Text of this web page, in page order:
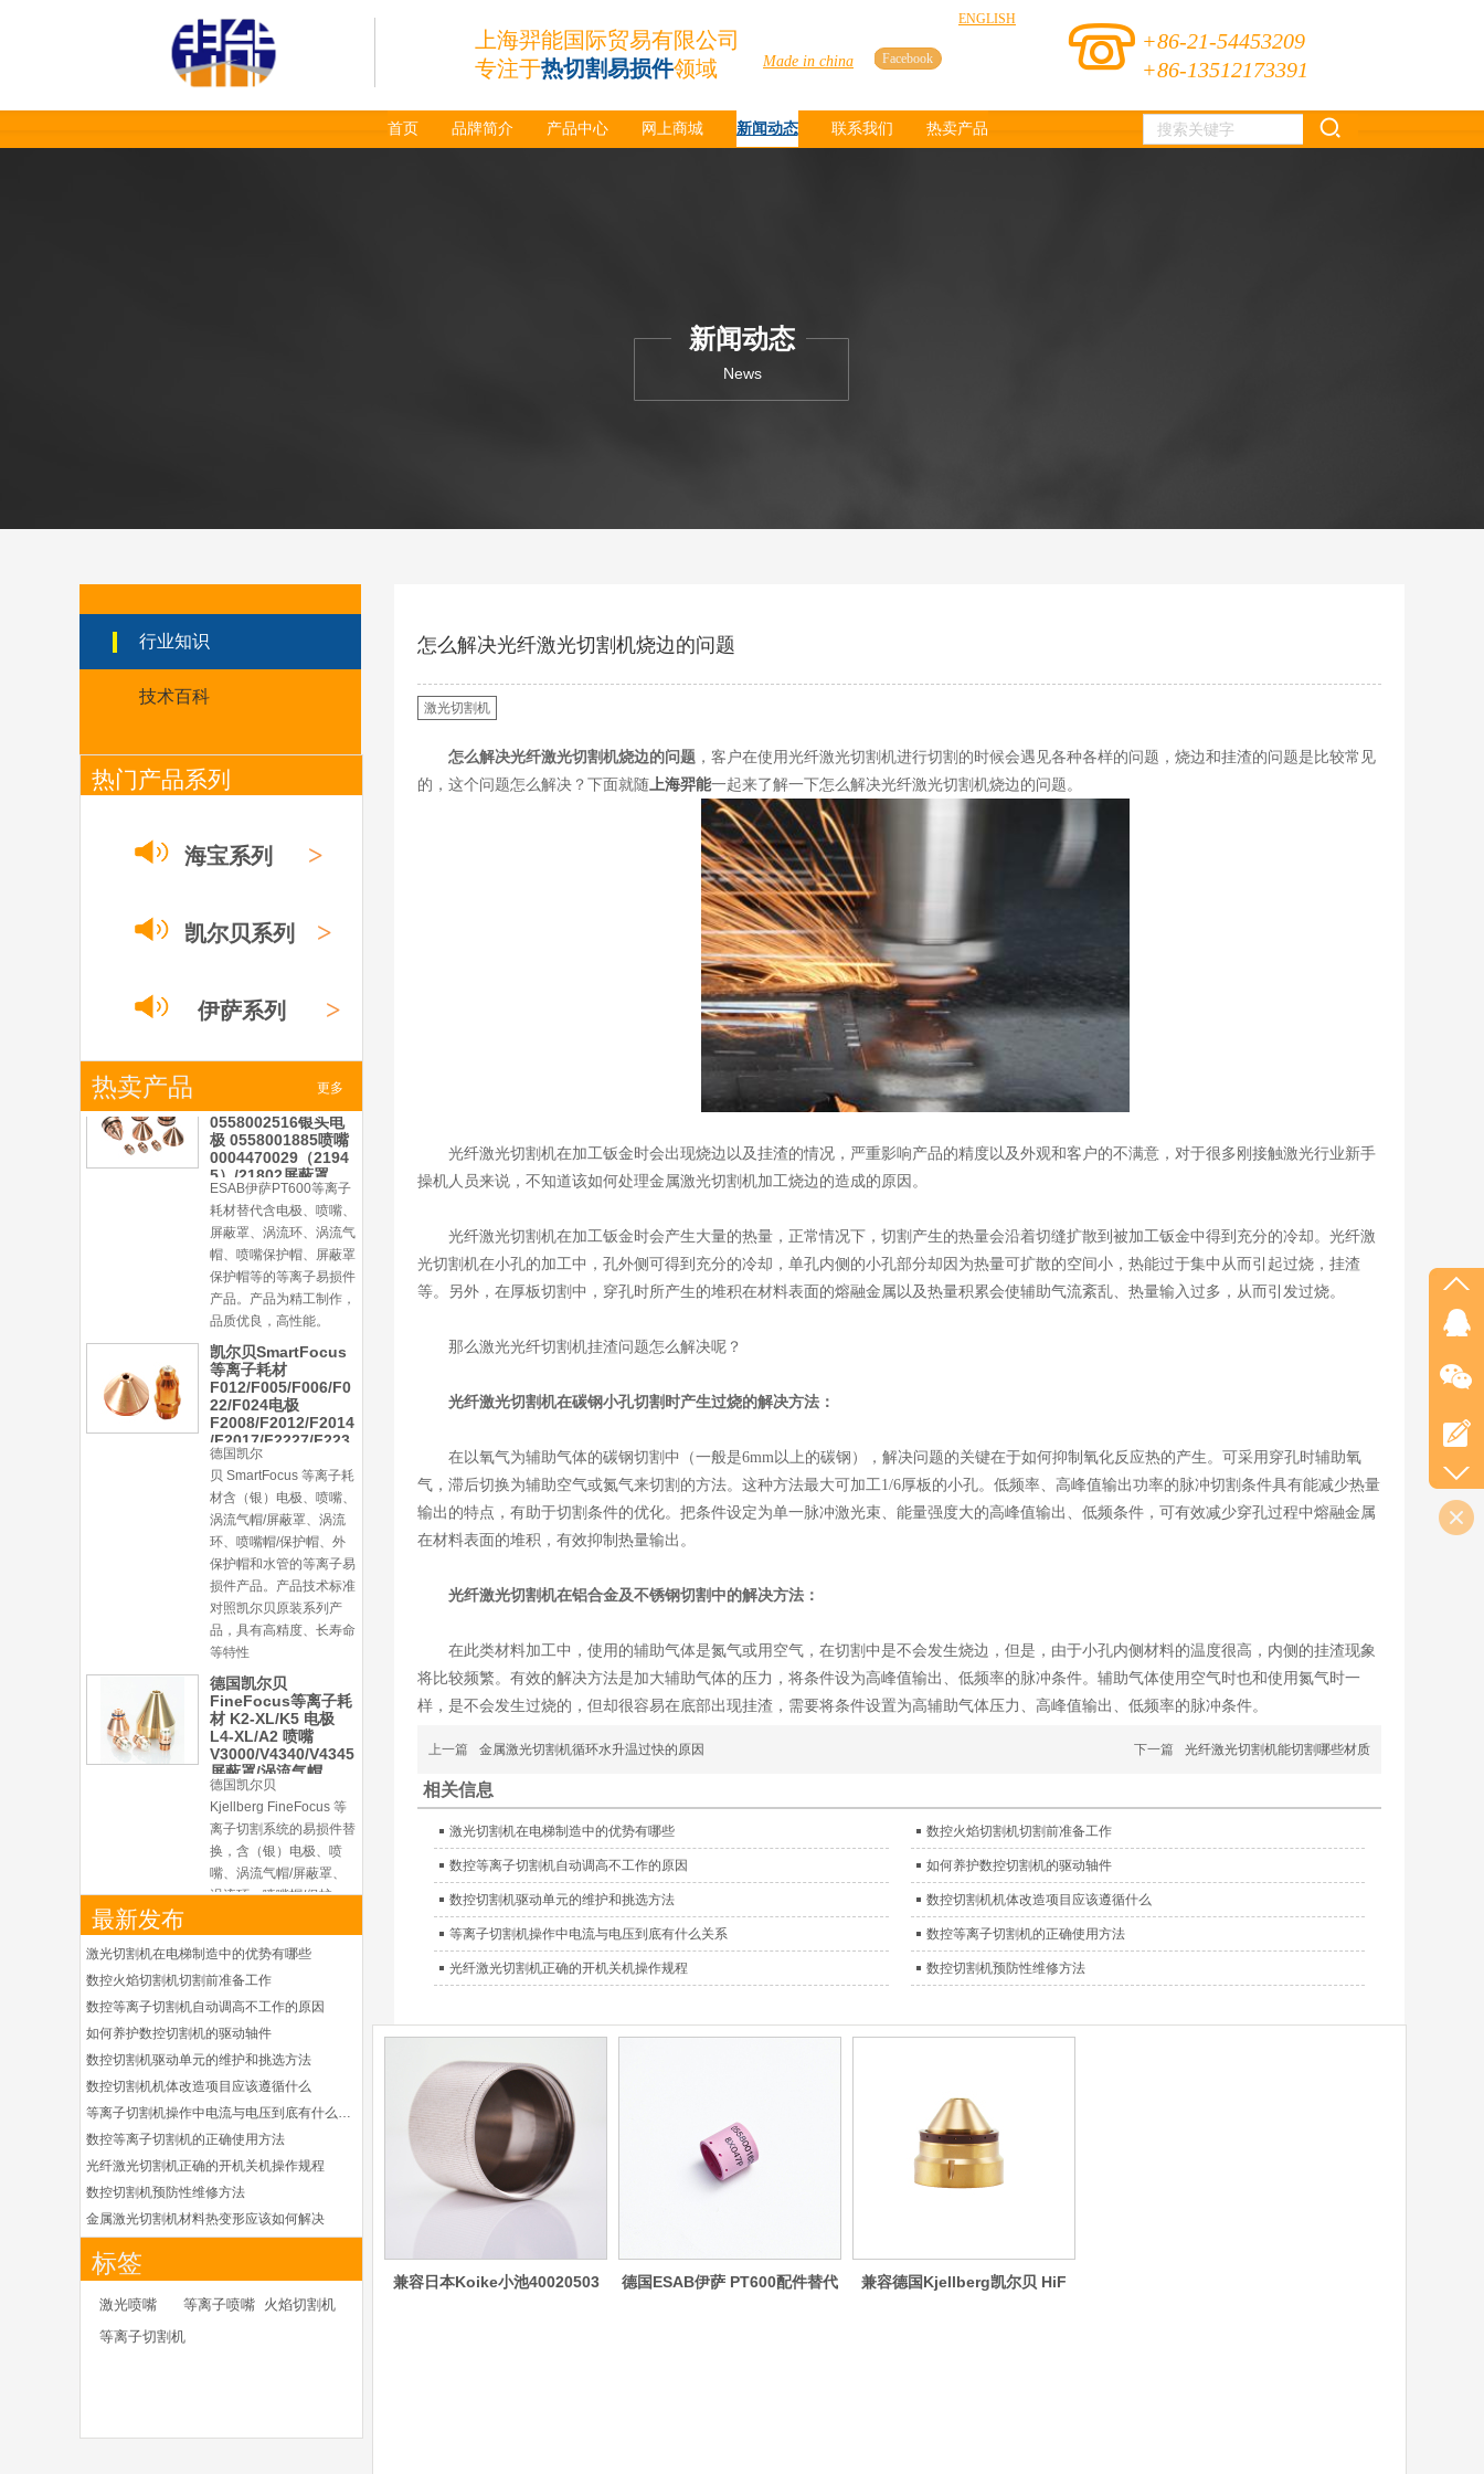
+86-21-54453209
+86-13512173391
上海羿能国际贸易有限公司
专注于热切割易损件领域
ENGLISH
Facebook
Made in china
首页 品牌简介 产品中心 网上商城 新闻动态 联系我们 热卖产品
新闻动态
News
行业知识
技术百科
热门产品系列
海宝系列 >
凯尔贝系列 >
伊萨系列 >
>
激光系列 >
热卖产品 更多
plus)替代等离子耗材
030078/030060/030
喷嘴
日本小池
量稳定，使用寿命长，切
割效果突出等特点
材/0558003914/055
2喷嘴
ESAB伊萨PT36等离子耗
材替代含电极、喷嘴、屏
保护帽等的等离子易损件
ESAB伊萨PT600等
0558002516银头电
极 0558001885喷嘴
0004470029（2194
5）/21802屏蔽罩
ESAB伊萨PT600等离子
耗材替代含电极、喷嘴、
屏蔽罩、涡流环、涡流气
帽、喷嘴保护帽、屏蔽罩
保护帽等的等离子易损件
产品。产品为精工制作，
品质优良，高性能。
凯尔贝SmartFocus
等离子耗材
F012/F005/F006/F0
22/F024电极
F2008/F2012/F2014
/F2017/F2227/F223
0/F2231喷嘴
德国凯尔
贝 SmartFocus 等离子耗
材含（银）电极、喷嘴、
涡流气帽/屏蔽罩、涡流
环、喷嘴帽/保护帽、外
保护帽和水管的等离子易
损件产品。产品技术标准
对照凯尔贝原装系列产
品，具有高精度、长寿命
等特性
德国凯尔贝
FineFocus等离子耗
材 K2-XL/K5 电极
L4-XL/A2 喷嘴
V3000/V4340/V4345
屏蔽罩/涡流气帽
德国凯尔贝
Kjellberg FineFocus 等
离子切割系统的易损件替
换，含（银）电极、喷
嘴、涡流气帽/屏蔽罩、
涡流环、喷嘴帽/保护
离子易损件产品。产品技
术标准对照凯尔贝原装
德国凯尔贝
HiFocusYN 等离子
耗材
G015Y/G092Y/G034
Y 电极
G2012YN/G2326YN/
G2330YN/G2331YN
喷嘴
本系列产品适用于德国凯
尔贝Kjellberg激光等离子
电源HiFocusYN 等离子
切割系统的易损件替换，
含（银）电极、喷嘴、涡
环、喷嘴帽/保护帽、外
凯尔贝HiFocusYL等
最新发布
激光切割机在电梯制造中的优势有哪些
数控火焰切割机切割前准备工作
数控等离子切割机自动调高不工作的原因
如何养护数控切割机的驱动轴件
数控切割机驱动单元的维护和挑选方法
数控切割机机体改造项目应该遵循什么
等离子切割机操作中电流与电压到底有什么关系
数控等离子切割机的正确使用方法
光纤激光切割机正确的开机关机操作规程
数控切割机预防性维修方法
金属激光切割机材料热变形应该如何解决
光纤激光切割机常用的切割辅助气体
光纤激光切割机辅助气体如何选择
标签
激光喷嘴 等离子喷嘴 火焰切割机
等离子切割机
怎么解决光纤激光切割机烧边的问题
激光切割机
怎么解决光纤激光切割机烧边的问题 ，客户在使用光纤激光切割机进行切割的时候会遇见各种各样的问题，烧边和挂渣的问题是比较常见
的，这个问题怎么解决？下面就随上海羿能一起来了解一下怎么解决光纤激光切割机烧边的问题。
光纤激光切割机在加工钣金时会出现烧边以及挂渣的情况，严重影响产品的精度以及外观和客户的不满意，对于很多刚接触激光行业新手
操机人员来说，不知道该如何处理金属激光切割机加工烧边的造成的原因。
光纤激光切割机在加工钣金时会产生大量的热量，正常情况下，切割产生的热量会沿着切缝扩散到被加工钣金中得到充分的冷却。光纤激
光切割机在小孔的加工中，孔外侧可得到充分的冷却，单孔内侧的小孔部分却因为热量可扩散的空间小，热能过于集中从而引起过烧，挂渣
等。另外，在厚板切割中，穿孔时所产生的堆积在材料表面的熔融金属以及热量积累会使辅助气流紊乱、热量输入过多，从而引发过烧。
那么激光光纤切割机挂渣问题怎么解决呢？
光纤激光切割机在碳钢小孔切割时产生过烧的解决方法：
在以氧气为辅助气体的碳钢切割中（一般是6mm以上的碳钢），解决问题的关键在于如何抑制氧化反应热的产生。可采用穿孔时辅助氧
气，滞后切换为辅助空气或氮气来切割的方法。这种方法最大可加工1/6厚板的小孔。低频率、高峰值输出功率的脉冲切割条件具有能减少热量
输出的特点，有助于切割条件的优化。把条件设定为单一脉冲激光束、能量强度大的高峰值输出、低频条件，可有效减少穿孔过程中熔融金属
在材料表面的堆积，有效抑制热量输出。
光纤激光切割机在铝合金及不锈钢切割中的解决方法：
在此类材料加工中，使用的辅助气体是氮气或用空气，在切割中是不会发生烧边，但是，由于小孔内侧材料的温度很高，内侧的挂渣现象
将比较频繁。有效的解决方法是加大辅助气体的压力，将条件设为高峰值输出、低频率的脉冲条件。辅助气体使用空气时也和使用氮气时一
样，是不会发生过烧的，但却很容易在底部出现挂渣，需要将条件设置为高辅助气体压力、高峰值输出、低频率的脉冲条件。
上一篇 金属激光切割机循环水升温过快的原因 下一篇 光纤激光切割机能切割哪些材质
相关信息
激光切割机在电梯制造中的优势有哪些 数控火焰切割机切割前准备工作
数控等离子切割机自动调高不工作的原因 如何养护数控切割机的驱动轴件
数控切割机驱动单元的维护和挑选方法 数控切割机机体改造项目应该遵循什么
等离子切割机操作中电流与电压到底有什么关系 数控等离子切割机的正确使用方法
光纤激光切割机正确的开机关机操作规程 数控切割机预防性维修方法
兼容日本Koike小池40020503
德国ESAB伊萨 PT600配件替代
兼容德国Kjellberg凯尔贝 HiF